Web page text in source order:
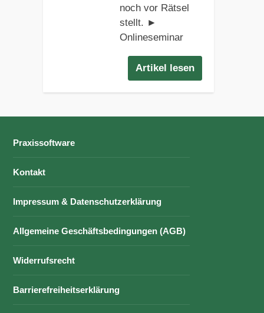
noch vor Rätsel
stellt. ►
Onlineseminar
Artikel lesen
Praxissoftware
Kontakt
Impressum & Datenschutzerklärung
Allgemeine Geschäftsbedingungen (AGB)
Widerrufsrecht
Barrierefreiheitserklärung